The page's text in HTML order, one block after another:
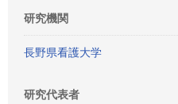
研究機関
長野県看護大学
研究代表者